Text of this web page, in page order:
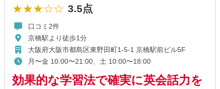
★★★☆☆ 3.5点
口コミ2件
京橋駅より徒歩1分
大阪府大阪市都島区東野田町1-5-1 京橋駅前ビル5F
月〜金 10:00〜21:00、土 10:00〜18:00
効果的な学習法で確実に英会話力を